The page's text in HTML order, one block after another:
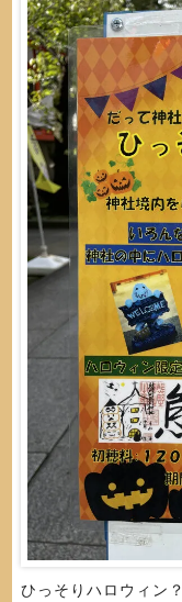
ひっそりハロウィン？